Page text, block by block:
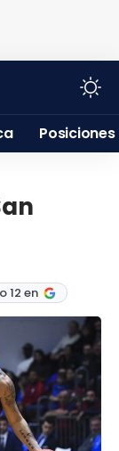
Posiciones
12 en